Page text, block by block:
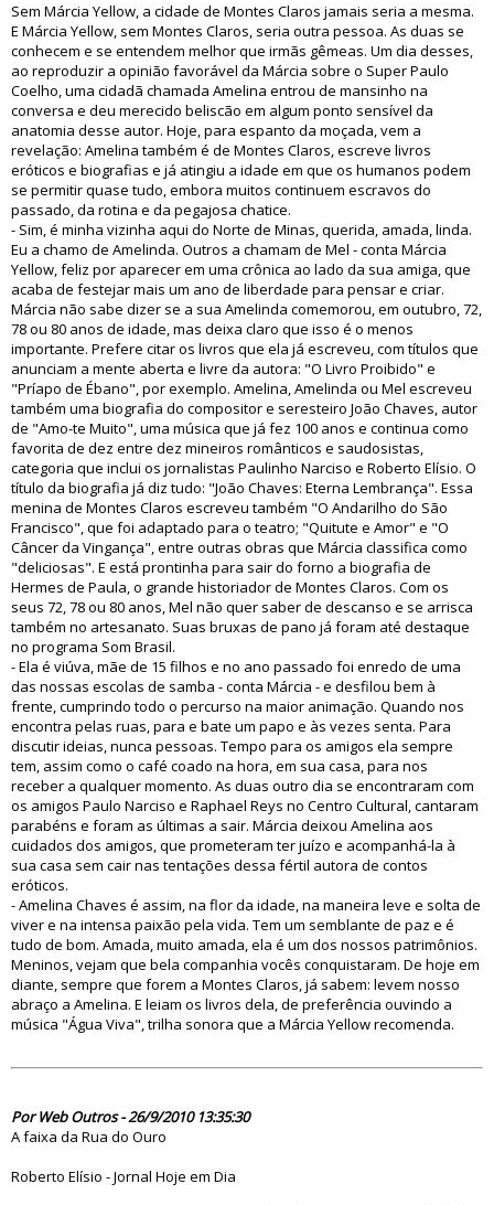
Sem Márcia Yellow, a cidade de Montes Claros jamais seria a mesma.
E Márcia Yellow, sem Montes Claros, seria outra pessoa. As duas se
conhecem e se entendem melhor que irmãs gêmeas. Um dia desses,
ao reproduzir a opinião favorável da Márcia sobre o Super Paulo
Coelho, uma cidadã chamada Amelina entrou de mansinho na
conversa e deu merecido beliscão em algum ponto sensível da
anatomia desse autor. Hoje, para espanto da moçada, vem a
revelação: Amelina também é de Montes Claros, escreve livros
eróticos e biografias e já atingiu a idade em que os humanos podem
se permitir quase tudo, embora muitos continuem escravos do
passado, da rotina e da pegajosa chatice.
- Sim, é minha vizinha aqui do Norte de Minas, querida, amada, linda.
Eu a chamo de Amelinda. Outros a chamam de Mel - conta Márcia
Yellow, feliz por aparecer em uma crônica ao lado da sua amiga, que
acaba de festejar mais um ano de liberdade para pensar e criar.
Márcia não sabe dizer se a sua Amelinda comemorou, em outubro, 72,
78 ou 80 anos de idade, mas deixa claro que isso é o menos
importante. Prefere citar os livros que ela já escreveu, com títulos que
anunciam a mente aberta e livre da autora: "O Livro Proibido" e
"Príapo de Ébano", por exemplo. Amelina, Amelinda ou Mel escreveu
também uma biografia do compositor e seresteiro João Chaves, autor
de "Amo-te Muito", uma música que já fez 100 anos e continua como
favorita de dez entre dez mineiros românticos e saudosistas,
categoria que inclui os jornalistas Paulinho Narciso e Roberto Elísio. O
título da biografia já diz tudo: "João Chaves: Eterna Lembrança". Essa
menina de Montes Claros escreveu também "O Andarilho do São
Francisco", que foi adaptado para o teatro; "Quitute e Amor" e "O
Câncer da Vingança", entre outras obras que Márcia classifica como
"deliciosas". E está prontinha para sair do forno a biografia de
Hermes de Paula, o grande historiador de Montes Claros. Com os
seus 72, 78 ou 80 anos, Mel não quer saber de descanso e se arrisca
também no artesanato. Suas bruxas de pano já foram até destaque
no programa Som Brasil.
- Ela é viúva, mãe de 15 filhos e no ano passado foi enredo de uma
das nossas escolas de samba - conta Márcia - e desfilou bem à
frente, cumprindo todo o percurso na maior animação. Quando nos
encontra pelas ruas, para e bate um papo e às vezes senta. Para
discutir ideias, nunca pessoas. Tempo para os amigos ela sempre
tem, assim como o café coado na hora, em sua casa, para nos
receber a qualquer momento. As duas outro dia se encontraram com
os amigos Paulo Narciso e Raphael Reys no Centro Cultural, cantaram
parabéns e foram as últimas a sair. Márcia deixou Amelina aos
cuidados dos amigos, que prometeram ter juízo e acompanhá-la à
sua casa sem cair nas tentações dessa fértil autora de contos
eróticos.
- Amelina Chaves é assim, na flor da idade, na maneira leve e solta de
viver e na intensa paixão pela vida. Tem um semblante de paz e é
tudo de bom. Amada, muito amada, ela é um dos nossos patrimônios.
Meninos, vejam que bela companhia vocês conquistaram. De hoje em
diante, sempre que forem a Montes Claros, já sabem: levem nosso
abraço a Amelina. E leiam os livros dela, de preferência ouvindo a
música "Água Viva", trilha sonora que a Márcia Yellow recomenda.
Por Web Outros - 26/9/2010 13:35:30
A faixa da Rua do Ouro
Roberto Elísio - Jornal Hoje em Dia